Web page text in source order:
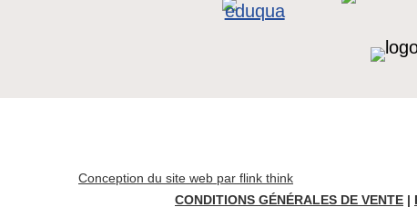
Conception du site web par flink think
CONDITIONS GÉNÉRALES DE VENTE |